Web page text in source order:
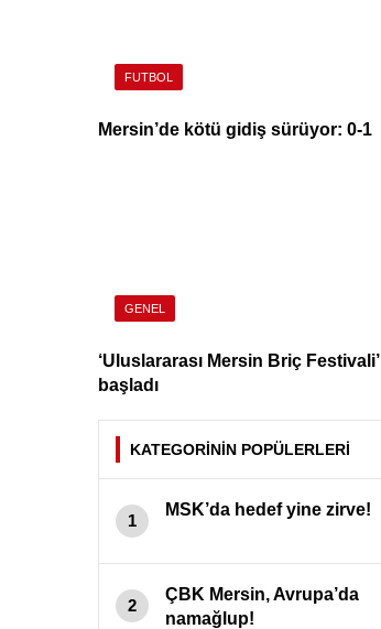
FUTBOL
Mersin’de kötü gidiş sürüyor: 0-1
GENEL
‘Uluslararası Mersin Briç Festivali’
başladı
KATEGORİNİN POPÜLERLERİ
1
MSK’da hedef yine zirve!
2
ÇBK Mersin, Avrupa’da
namağlup!